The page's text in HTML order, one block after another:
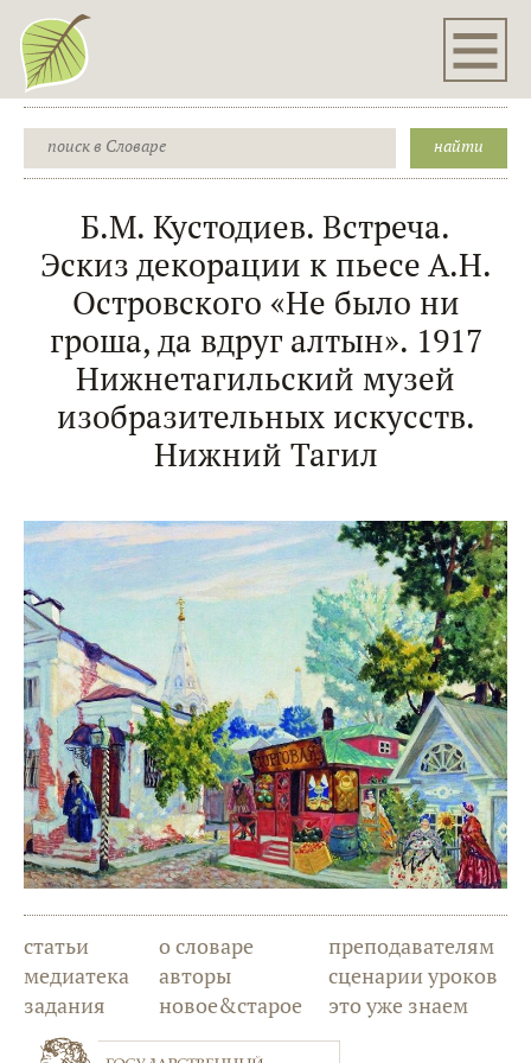
Б.М. Кустодиев. Встреча.
Эскиз декорации к пьесе А.Н.
Островского «Не было ни
гроша, да вдруг алтын». 1917
Нижнетагильский музей
изобразительных искусств.
Нижний Тагил
статьи
медиатека
задания
о словаре
авторы
новое&старое
преподавателям
сценарии уроков
это уже знаем